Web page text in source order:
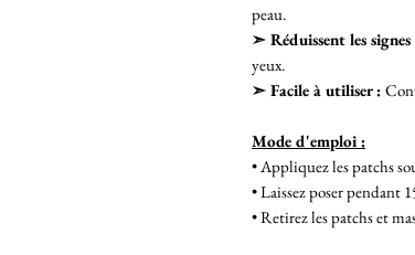
peau.
➣ Réduissent les
yeux.
➣ Facile à utiliser :
Mode d'emploi :
• Appliquez les patchs
• Laissez poser pendant
• Retirez les patchs et